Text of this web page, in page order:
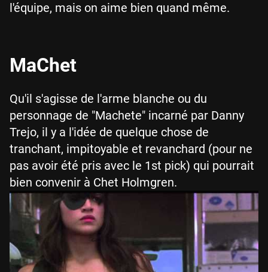
l'équipe, mais on aime bien quand même.
MaChet
Qu'il s'agisse de l'arme blanche ou du
personnage de "Machete" incarné par Danny
Trejo, il y a l'idée de quelque chose de
tranchant, impitoyable et revanchard (pour ne
pas avoir été pris avec le 1st pick) qui pourrait
bien convenir à Chet Holmgren.